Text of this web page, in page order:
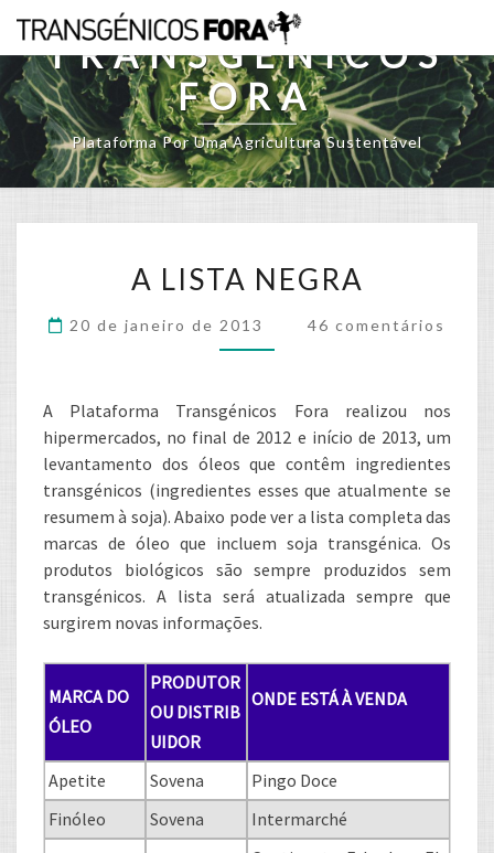
Skip
contentTRANSGÉNICOS
FORA
Plataforma Por Uma Agricultura Sustentável
LISTA
A LISTA NEGRA
20 de janeiro de 2013 Comments
46 comentários
A Plataforma Transgénicos Fora realizou nos
hipermercados, no final de 2012 e início de 2013, um
levantamento dos óleos que contêm ingredientes
transgénicos (ingredientes esses que atualmente se
resumem à soja). Abaixo pode ver a lista completa das
marcas de óleo que incluem soja transgénica. Os
produtos biológicos são sempre produzidos sem
transgénicos. A lista será atualizada sempre que
surgirem novas informações.
MARCA DO
ÓLEO
PRODUTOR
OU DISTRIB
UIDOR
ONDE ESTÁ À VENDA
Apetite Sovena
Pingo Doce
Finóleo
Sovena Intermarché